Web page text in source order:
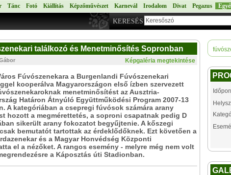
Tánc Fotó Kiállítás Képzőművészet Karnevál Irodalom Divat Pegazus
KERESÉS
találkozó és Menetminősítés Sopronban
Képgaléria megtekintése
Fúvószenekara a Burgenlandi Fúvószenekari
kooperálva Magyarországon első ízben szervezett
menetminősítést az Ausztria-
Határon Átnyúló Együttműködési Program 2007-13
A kategóriában a csepregi fúvósok számára arany
hozott a megmérettetés, a soproni csapatnak pedig D
sikerült arany fokozatot begyűjtenie. A kőszegi
bemutatót tartottak az érdeklődőknek. Ezt követően a
és a Magyar Honvédség Központi
el a nézőket. A rangos esemény - melyre még nem volt
a Káposztás úti Stadionban.